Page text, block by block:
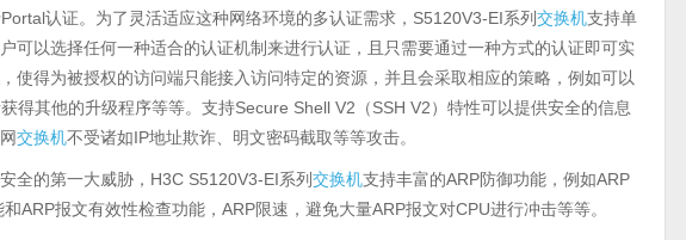
认证。为了灵活适应这种网络环境的多认证需求，S5120V3-EI系列交换机支持单
可以选择任何一种适合的认证机制来进行认证，且只需要通过一种方式的认证即可实
使得为被授权的访问端只能接入访问特定的资源，并且会采取相应的策略，例如可以
得其他的升级程序等等。支持Secure Shell V2（SSH V2）特性可以提供安全的信息
交换机不受诸如IP地址欺诈、明文密码截取等等攻击。
全的第一大威胁，H3C S5120V3-EI系列交换机支持丰富的ARP防御功能，例如ARP
ARP报文有效性检查功能，ARP限速，避免大量ARP报文对CPU进行冲击等等。